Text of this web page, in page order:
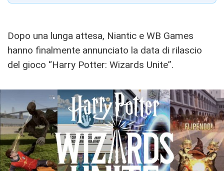
Dopo una lunga attesa, Niantic e WB Games
hanno finalmente annunciato la data di rilascio
del gioco “Harry Potter: Wizards Unite”.